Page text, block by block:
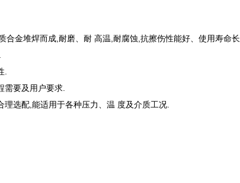
金堆焊而成,耐磨、耐 高温,耐腐蚀,抗擦伤性能好、使用寿命长.
.
需要及用户要求.
选配,能适用于各种压力、温 度及介质工况.